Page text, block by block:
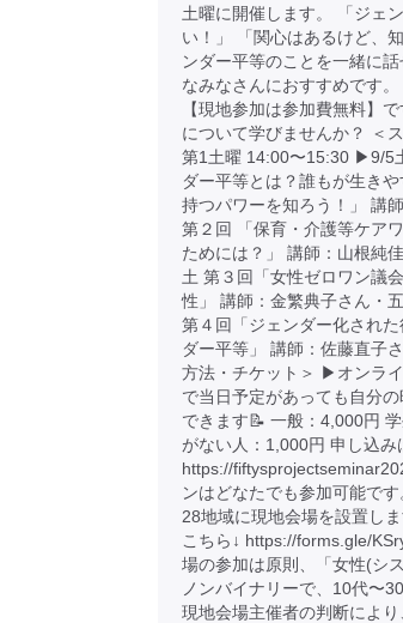
土曜に開催します。 「ジェ
い！」 「関心はあるけど、
ンダー平等のことを一緒に
なみなさんにおすすめです
【現地参加は参加費無料】
について学びませんか？ ＜
第1土曜 14:00〜15:30 ▶︎9/5
ダー平等とは？誰もが生き
持つパワーを知ろう！」 講
第２回 「保育・介護等ケア
ためには？」 講師：山根純
土 第３回「女性ゼロワン議
性」 講師：金繁典子さん・
第４回「ジェンダー化され
ダー平等」 講師：佐藤直子
方法・チケット＞ ▶︎オンラ
で当日予定があっても自分
できます📝 一般：4,000円
がない人：1,000円 申し込み
https://
ンはどなたでも参加可能で
28地域に現地会場を設置し
こちら↓ https://forms.gle/
場の参加は原則、「女性(シ
ノンバイナリーで、10代〜
現地会場主催者の判断によ